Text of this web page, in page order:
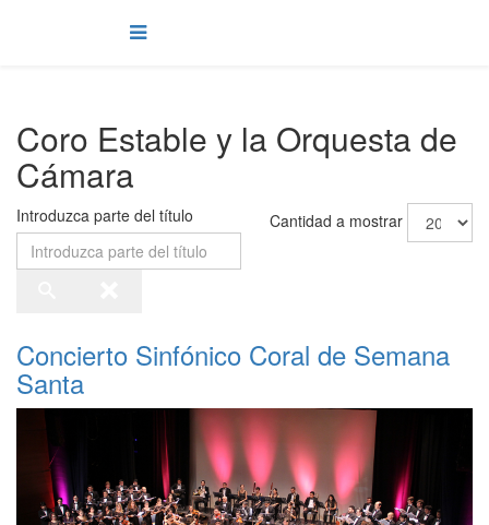
Coro Estable y la Orquesta de
Cámara
Introduzca parte del título Cantidad a mostrar
Concierto Sinfónico Coral de Semana
Santa